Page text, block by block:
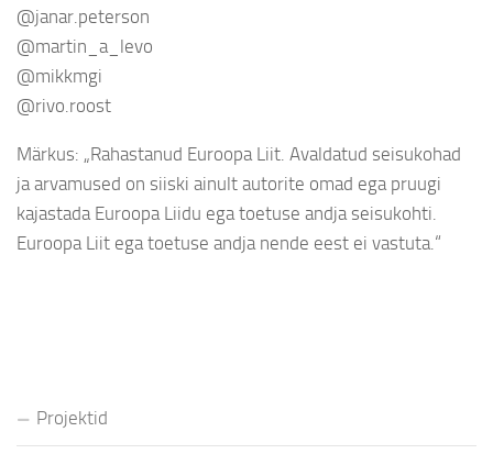
@janar.peterson
@martin_a_levo
@mikkmgi
@rivo.roost
Märkus: „Rahastanud Euroopa Liit. Avaldatud seisukohad
ja arvamused on siiski ainult autorite omad ega pruugi
kajastada Euroopa Liidu ega toetuse andja seisukohti.
Euroopa Liit ega toetuse andja nende eest ei vastuta.“
Projektid